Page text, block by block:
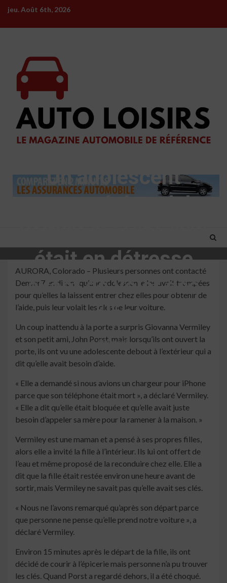
Skip
content
jeu. Août 6th, 2026
Un adolescent
suspecté de vol de
était en détresse
avant de voler des
clés
4 min read
AURORA, Colorado – Plusieurs personnes ont contacté
Denver7 en disant qu’une adolescente les avait trompées
pour qu’elles la laissent entrer chez elles pour obtenir de
l’aide, puis leur volait les clés de leur voiture.
Un coup inattendu à la porte a surpris Giovanna Vermiley
et son petit ami, John Porst, mais lorsqu’ils ont ouvert la
porte, ils ont vu une adolescente debout à l’extérieur qui a
dit qu’elle avait besoin d’aide.
« Elle a demandé si nous avions un chargeur pour iPhone
parce que son téléphone était mort », a déclaré Vermiley.
« Elle a dit qu’elle était bloquée et qu’elle avait juste
besoin d’appeler sa mère pour la ramener à la maison. »
Vermiley est une maman et a pensé à ses propres filles,
alors elle a invité la fille à l’intérieur. Ils lui ont offert de
l’eau et même proposé de la reconduire chez elle. Elle a
dit que la fille était restée environ une heure avant de
sortir, mais Vermiley ne savait pas qu’elle avait ses clés.
« Nous ne l’avons remarqué qu’après son départ parce
que personne ne pense qu’elle prend notre voiture », a
déclaré Vermiley.
Environ 15 minutes après le départ de la fille, ils ont
décidé de courir à l’épicerie mais personne n’a pu trouver
les clés. Quand Porst a regardé dehors, il a été choqué.